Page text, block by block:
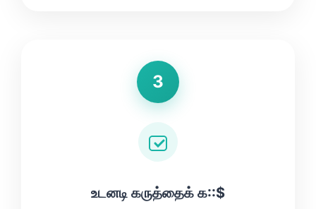
3
உடனடி கருத்தைக் க::$